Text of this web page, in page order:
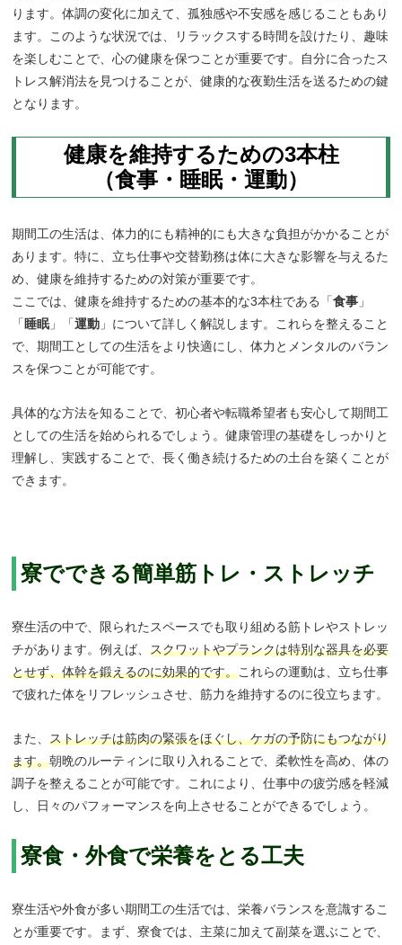
ります。体調の変化に加えて、孤独感や不安感を感じることもあり
ます。このような状況では、リラックスする時間を設けたり、趣味
を楽しむことで、心の健康を保つことが重要です。自分に合ったス
トレス解消法を見つけることが、健康的な夜勤生活を送るための鍵
となります。
健康を維持するための3本柱
（食事・睡眠・運動）
期間工の生活は、体力的にも精神的にも大きな負担がかかることが
あります。特に、立ち仕事や交替勤務は体に大きな影響を与えるた
め、健康を維持するための対策が重要です。
ここでは、健康を維持するための基本的な3本柱である「食事 」
「 睡眠 」「運動 」について詳しく解説します。これらを整えること
で、期間工としての生活をより快適にし、体力とメンタルのバラン
スを保つことが可能です。
具体的な方法を知ることで、初心者や転職希望者も安心して期間工
としての生活を始められるでしょう。健康管理の基礎をしっかりと
理解し、実践することで、長く働き続けるための土台を築くことが
できます。
寮でできる簡単筋トレ・ストレッチ
寮生活の中で、限られたスペースでも取り組める筋トレやストレッ
チがあります。例えば、 スクワットやプランクは特別な器具を必要
とせず、体幹を鍛えるのに効果的です。これらの運動は、立ち仕事
で疲れた体をリフレッシュさせ、筋力を維持するのに役立ちます。
また、 ストレッチは筋肉の緊張をほぐし、ケガの予防にもつながり
ます。朝晩のルーティンに取り入れることで、柔軟性を高め、体の
調子を整えることが可能です。これにより、仕事中の疲労感を軽減
し、日々のパフォーマンスを向上させることができるでしょう。
寮食・外食で栄養をとる工夫
寮生活や外食が多い期間工の生活では、栄養バランスを意識するこ
とが重要です。まず、寮食では、主菜に加えて副菜を選ぶことで、